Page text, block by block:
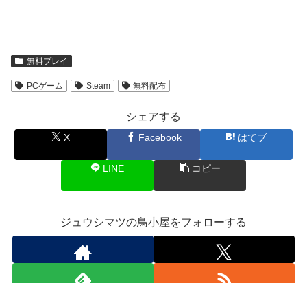
無料プレイ
PCゲーム Steam 無料配布
シェアする
X Facebook はてブ
LINE コピー
ジュウシマツの鳥小屋をフォローする